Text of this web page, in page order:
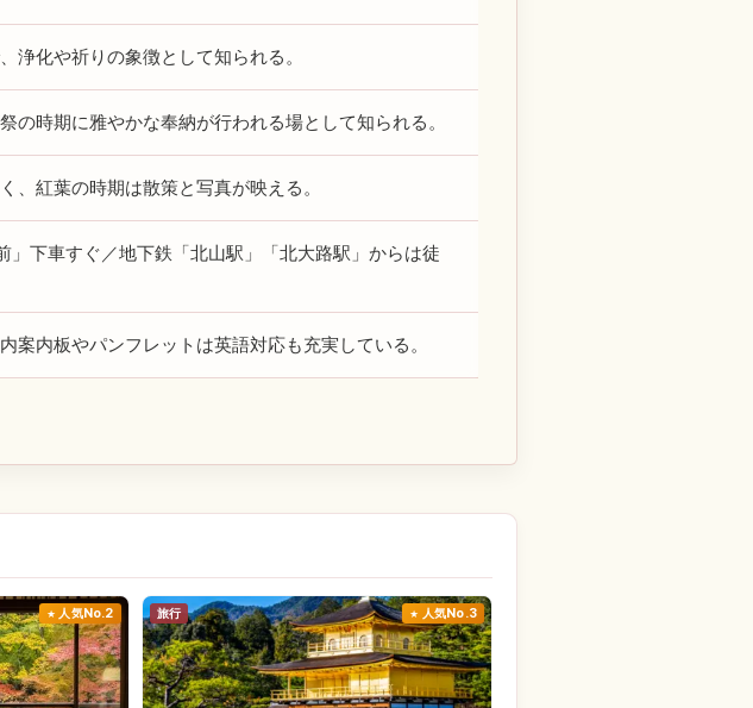
浄化や祈りの象徴として知られる。
の時期に雅やかな奉納が行われる場として知られる。
、紅葉の時期は散策と写真が映える。
下車すぐ／地下鉄「北山駅」「北大路駅」からは徒
案内板やパンフレットは英語対応も充実している。
人気No.2 旅行 人気No.3